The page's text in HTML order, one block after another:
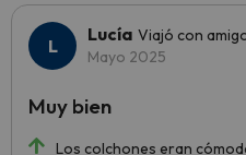
Lucía Viajó con
Mayo 2025
Los colchones eran
Muy bien